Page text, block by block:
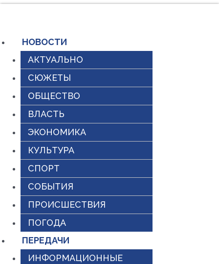
содержимому
НОВОСТИ
АКТУАЛЬНО
СЮЖЕТЫ
ОБЩЕСТВО
ВЛАСТЬ
ЭКОНОМИКА
КУЛЬТУРА
СПОРТ
СОБЫТИЯ
ПРОИСШЕСТВИЯ
ПОГОДА
ПЕРЕДАЧИ
ИНФОРМАЦИОННЫЕ